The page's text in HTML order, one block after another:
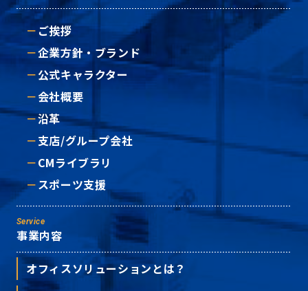
ご挨拶
企業方針・ブランド
公式キャラクター
会社概要
沿革
支店/グループ会社
CMライブラリ
スポーツ支援
Service
事業内容
オフィスソリューションとは？